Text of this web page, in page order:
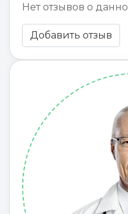
Нет отзывов о
Добавить отзыв